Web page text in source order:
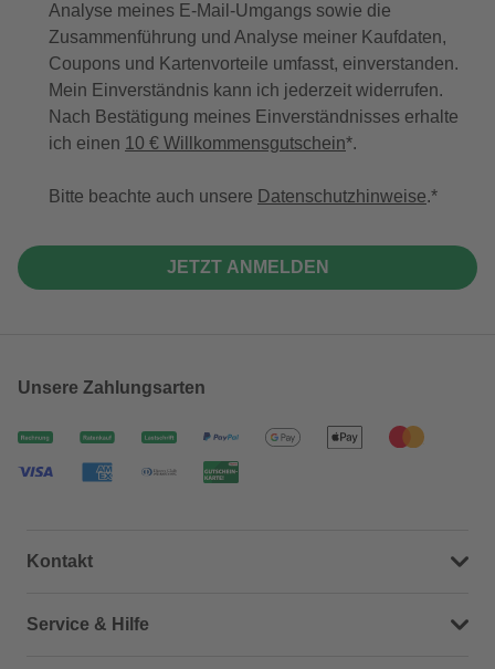
Analyse meines E-Mail-Umgangs sowie die
Zusammenführung und Analyse meiner Kaufdaten,
Coupons und Kartenvorteile umfasst, einverstanden.
Mein Einverständnis kann ich jederzeit widerrufen.
Nach Bestätigung meines Einverständnisses erhalte
ich einen 10 € Willkommensgutschein*.
Bitte beachte auch unsere Datenschutzhinweise.
JETZT ANMELDEN
Unsere Zahlungsarten
Kontakt
Dein Kontakt zu uns
Service & Hilfe